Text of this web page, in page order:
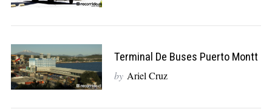
Terminal De Buses Puerto Montt
by Ariel Cruz